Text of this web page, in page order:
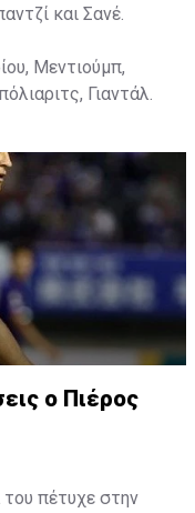
και Σανέ.
Μεντιούμπ,
Γιαντάλ.
ο Πιέρος
πέτυχε στην